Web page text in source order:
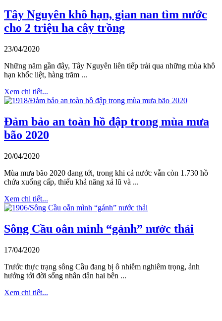
Tây Nguyên khô hạn, gian nan tìm nước
cho 2 triệu ha cây trồng
23/04/2020
Những năm gần đây, Tây Nguyên liên tiếp trải qua những mùa khô
hạn khốc liệt, hàng trăm ...
Xem chi tiết...
Đảm bảo an toàn hồ đập trong mùa mưa
bão 2020
20/04/2020
Mùa mưa bão 2020 đang tới, trong khi cả nước vẫn còn 1.730 hồ
chứa xuống cấp, thiếu khả năng xả lũ và ...
Xem chi tiết...
Sông Cầu oằn mình “gánh” nước thải
17/04/2020
Trước thực trạng sông Cầu đang bị ô nhiễm nghiêm trọng, ảnh
hưởng tới đời sống nhân dân hai bên ...
Xem chi tiết...